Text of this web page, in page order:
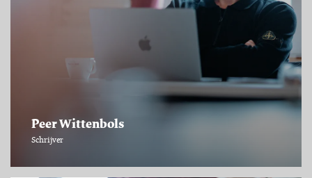
Peer Wittenbols
Schrijver